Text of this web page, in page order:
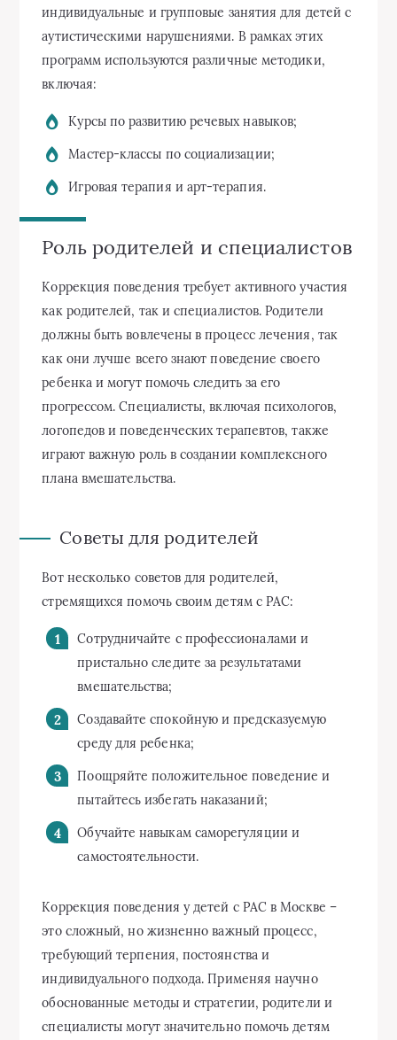
индивидуальные и групповые занятия для детей с
аутистическими нарушениями. В рамках этих
программ используются различные методики,
включая:
Курсы по развитию речевых навыков;
Мастер-классы по социализации;
Игровая терапия и арт-терапия.
Роль родителей и специалистов
Коррекция поведения требует активного участия
как родителей, так и специалистов. Родители
должны быть вовлечены в процесс лечения, так
как они лучше всего знают поведение своего
ребенка и могут помочь следить за его
прогрессом. Специалисты, включая психологов,
логопедов и поведенческих терапевтов, также
играют важную роль в создании комплексного
плана вмешательства.
Советы для родителей
Вот несколько советов для родителей,
стремящихся помочь своим детям с РАС:
Сотрудничайте с профессионалами и
пристально следите за результатами
вмешательства;
Создавайте спокойную и предсказуемую
среду для ребенка;
Поощряйте положительное поведение и
пытайтесь избегать наказаний;
Обучайте навыкам саморегуляции и
самостоятельности.
Коррекция поведения у детей с РАС в Москве –
это сложный, но жизненно важный процесс,
требующий терпения, постоянства и
индивидуального подхода. Применяя научно
обоснованные методы и стратегии, родители и
специалисты могут значительно помочь детям